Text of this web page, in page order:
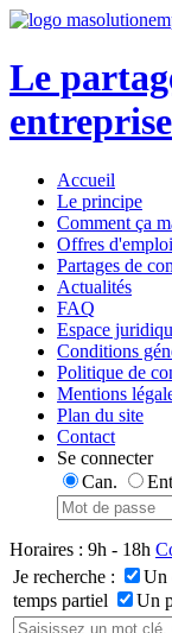
Le
Accueil
Le principe
Comment ça
Offres d'emploi
Partages de
Actualités
FAQ
Espace
Conditions
Politique de
Mentions
Plan du site
Contact
Se connecter
Can.
Horaires : 9h - 18h
Je recherche :
Un
temps partiel
Un